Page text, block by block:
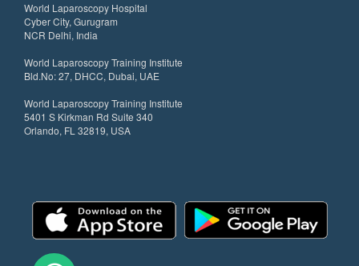
World Laparoscopy Hospital
Cyber City, Gurugram
NCR Delhi, India
World Laparoscopy Training Institute
Bld.No: 27, DHCC, Dubai, UAE
World Laparoscopy Training Institute
5401 S Kirkman Rd Suite 340
Orlando, FL 32819, USA